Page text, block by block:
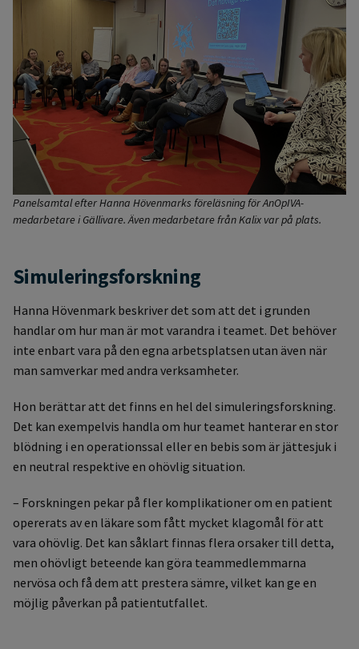
Panelsamtal efter Hanna Hövenmarks föreläsning för AnOpIVA-
medarbetare i Gällivare. Även medarbetare från Kalix var på plats.
Simuleringsforskning
Hanna Hövenmark beskriver det som att det i grunden
handlar om hur man är mot varandra i teamet. Det behöver
inte enbart vara på den egna arbetsplatsen utan även när
man samverkar med andra verksamheter.
Hon berättar att det finns en hel del simuleringsforskning.
Det kan exempelvis handla om hur teamet hanterar en stor
blödning i en operationssal eller en bebis som är jättesjuk i
en neutral respektive en ohövlig situation.
– Forskningen pekar på fler komplikationer om en patient
opererats av en läkare som fått mycket klagomål för att
vara ohövlig. Det kan såklart finnas flera orsaker till detta,
men ohövligt beteende kan göra teammedlemmarna
nervösa och få dem att prestera sämre, vilket kan ge en
möjlig påverkan på patientutfallet.